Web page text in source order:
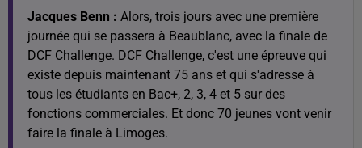
Jacques Benn : Alors, trois jours avec une première
journée qui se passera à Beaublanc, avec la finale de
DCF Challenge. DCF Challenge, c'est une épreuve qui
existe depuis maintenant 75 ans et qui s'adresse à
tous les étudiants en Bac+, 2, 3, 4 et 5 sur des
fonctions commerciales. Et donc 70 jeunes vont venir
faire la finale à Limoges.